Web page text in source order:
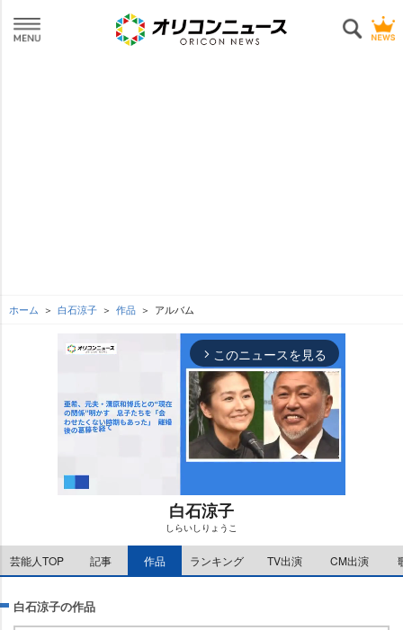
ホーム 白石涼子 作品 アルバム
arrow_forward_ios このニュースを見る
M
u
t
白石涼子
しらいしりょうこ
芸能人TOP 記事 作品 ランキング TV出演 CM出演
白石涼子の作品